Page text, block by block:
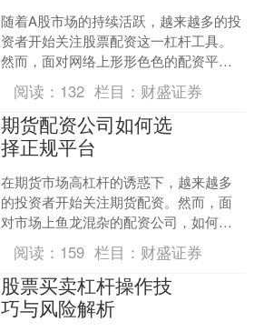
随着A股市场的持续活跃，越来越多的投
资者开始关注股票配资这一杠杆工具。
然而，面对网络上形形色色的配资平
台，如何辨别正规平台、规避资金风
险，成为投资者最关心的问题....
阅读： 132 栏目： 财盛证券
期货配资公司如何选
择正规平台
在期货市场高杠杆的诱惑下，越来越多
的投资者开始关注期货配资。然而，面
对市场上鱼龙混杂的配资公司，如何选
择正规平台成为决定盈亏的第一步。本
文将为您详细解析选择正规....
阅读： 159 栏目： 财盛证券
股票买卖杠杆操作技
巧与风险解析